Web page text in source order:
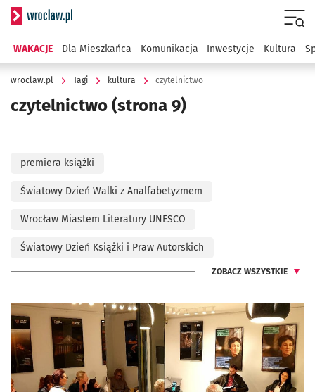
Serwis informacyjny wroclaw.pl
WAKACJE Dla Mieszkańca Komunikacja Inwestycje Kultura
wroclaw.pl Tagi kultura czytelnictwo
czytelnictwo (strona 9)
premiera książki
Światowy Dzień Walki z Analfabetyzmem
Wrocław Miastem Literatury UNESCO
Światowy Dzień Książki i Praw Autorskich
ZOBACZ WSZYSTKIE